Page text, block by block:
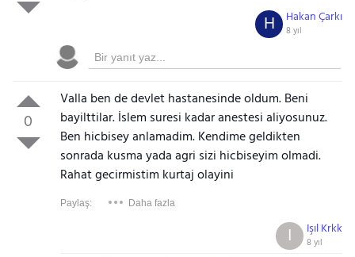
Hakan Çarkı
8 yıl
H
0
Valla ben de devlet hastanesinde oldum. Beni
bayilttilar. İslem suresi kadar anestesi aliyosunuz.
Ben hicbisey anlamadim. Kendime geldikten
sonrada kusma yada agri sizi hicbiseyim olmadi.
Rahat gecirmistim kurtaj olayini
Paylaş: Daha fazla
Işıl Krkk
8 yıl
I